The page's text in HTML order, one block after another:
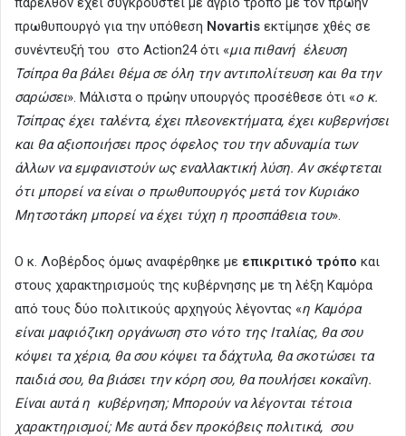
πρωθυπουργό για την υπόθεση Novartis εκτίμησε χθές σε
συνέντευξή του στο Action24 ότι «μια πιθανή έλευση
Τσίπρα θα βάλει θέμα σε όλη την αντιπολίτευση και θα την
σαρώσει». Μάλιστα ο πρώην υπουργός προσέθεσε ότι «ο κ.
Τσίπρας έχει ταλέντα, έχει πλεονεκτήματα, έχει κυβερνήσει
και θα αξιοποιήσει προς όφελος του την αδυναμία των
άλλων να εμφανιστούν ως εναλλακτική λύση. Αν σκέφτεται
ότι μπορεί να είναι ο πρωθυπουργός μετά τον Κυριάκο
Μητσοτάκη μπορεί να έχει τύχη η προσπάθεια του».
Ο κ. Λοβέρδος όμως αναφέρθηκε με επικριτικό τρόπο και
στους χαρακτηρισμούς της κυβέρνησης με τη λέξη Καμόρα
από τους δύο πολιτικούς αρχηγούς λέγοντας «η Καμόρα
είναι μαφιόζικη οργάνωση στο νότο της Ιταλίας, θα σου
κόψει τα χέρια, θα σου κόψει τα δάχτυλα, θα σκοτώσει τα
παιδιά σου, θα βιάσει την κόρη σου, θα πουλήσει κοκαΐνη.
Είναι αυτά η κυβέρνηση; Mπορούν να λέγονται τέτοια
χαρακτηρισμοί; Με αυτά δεν προκόβεις πολιτικά, σου